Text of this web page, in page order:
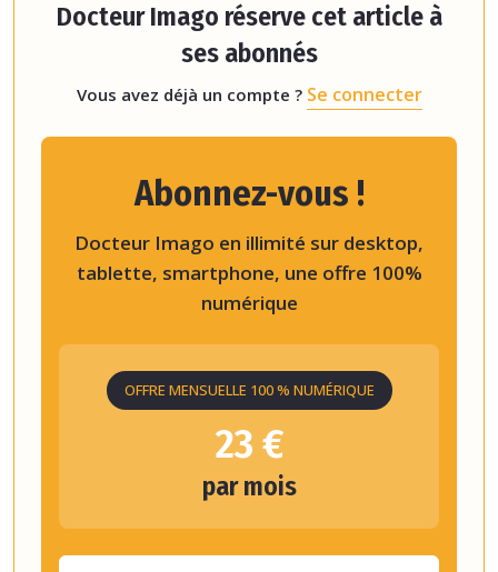
Docteur Imago réserve cet article à
ses abonnés
Vous avez déjà un compte ? Se connecter
Abonnez-vous !
Docteur Imago en illimité sur desktop,
tablette, smartphone, une offre 100%
numérique
OFFRE MENSUELLE 100 % NUMÉRIQUE
23 €
par mois